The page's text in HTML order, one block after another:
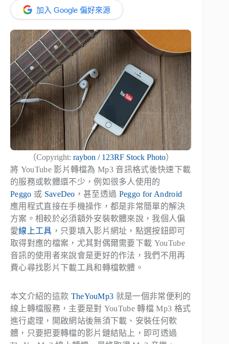
加入 Google 偏好來源
（Copyright: raybon / 123RF Stock Photo）
將 YouTube 影片轉檔為 Mp3 音訊格式後快速下載
的服務或軟體還不少，例如很多人使用的
Peggo 或 SaveDeo ，甚至透過 Peggo for Android
應用程式直接在手機操作，都是非常簡單的解決
方案。相較於必須額外安裝軟體來說，我個人偏
愛線上工具 ，只要填入影片網址，點選按鈕即可
取得對應的檔案，尤其對偶爾需要下載 YouTube
音訊的使用者來說會是更好的作法，我們不用再
費心尋找影片下載工具和轉檔軟體。
本文介紹的這款 TheYouMp3 就是一個非常便利的
線上轉檔服務，主要是對 YouTube 轉檔 Mp3 格式
進行處理，開啟網站後無須下載、安裝任何軟
體，只要把要轉檔的影片鏈結貼上，即可透過